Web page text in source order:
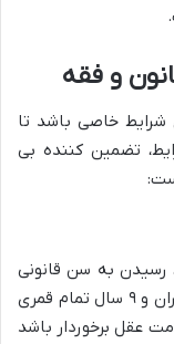
و فقه
شرایط خاصی باشد تا
تضمین کننده بی
رسیدن به سن قانونی
است که در ایران ۱۵ سال تمام قمری برای پسران و ۹ سال تمام قمری
عقل برخوردار باشد